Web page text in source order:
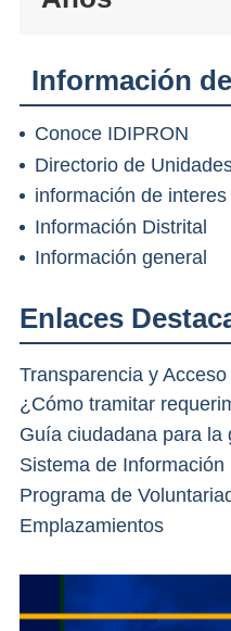
Información
Conoce IDIPRON
Directorio de
información de interes
Información Distrital
Información general
Enlaces
Transparencia y
¿Cómo tramitar
Guía ciudadana para la
Sistema de Información
Programa de
Emplazamientos